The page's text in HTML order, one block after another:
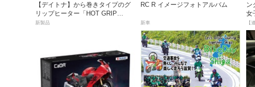
【デイトナ】から巻きタイプのグ
リップヒーター「HOT GRIP
WRAP HEAT」が登場
新製品
RC R イメージフォトアルバム
新車
ン
女